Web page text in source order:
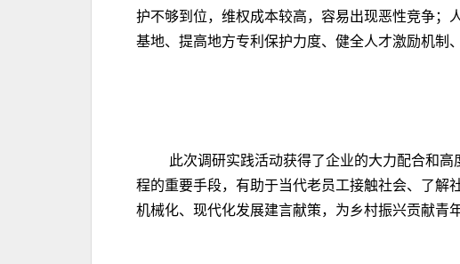
护不够到位，维权成本较高，容易出现恶性竞争；
基地、提高地方专利保护力度、健全人才激励机制
此次调研实践活动获得了企业的大力配合和
程的重要手段，有助于当代老员工接触社会、了解
机械化、现代化发展建言献策，为乡村振兴贡献青